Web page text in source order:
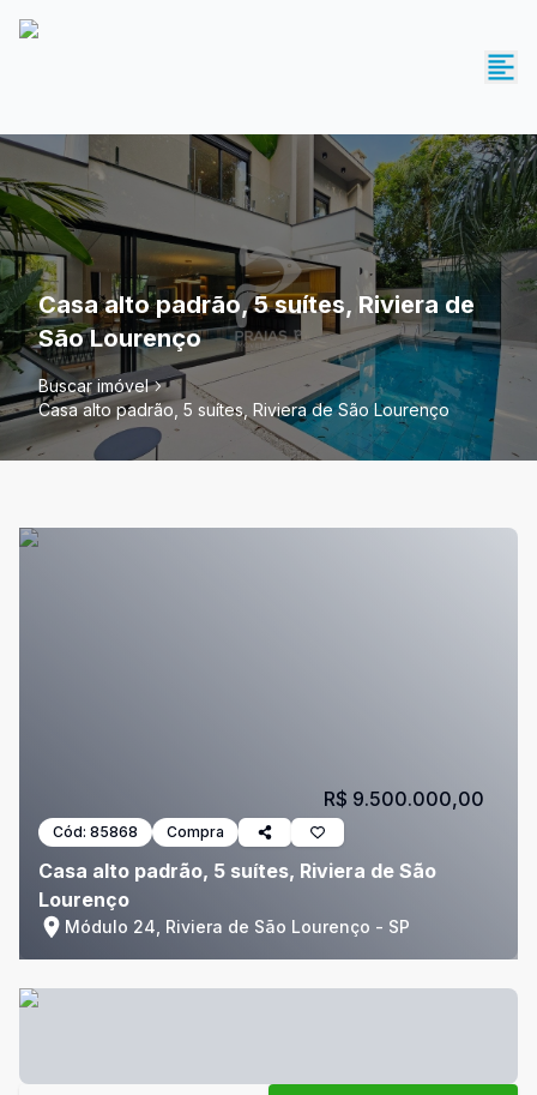
Casa alto padrão, 5 suítes, Riviera de
São Lourenço
Buscar imóvel
Casa alto padrão, 5 suítes, Riviera de São Lourenço
Cód: 85868 Compra
Casa alto padrão, 5 suítes, Riviera de São
Lourenço
Módulo 24, Riviera de São Lourenço - SP
R$ 9.500.000,00